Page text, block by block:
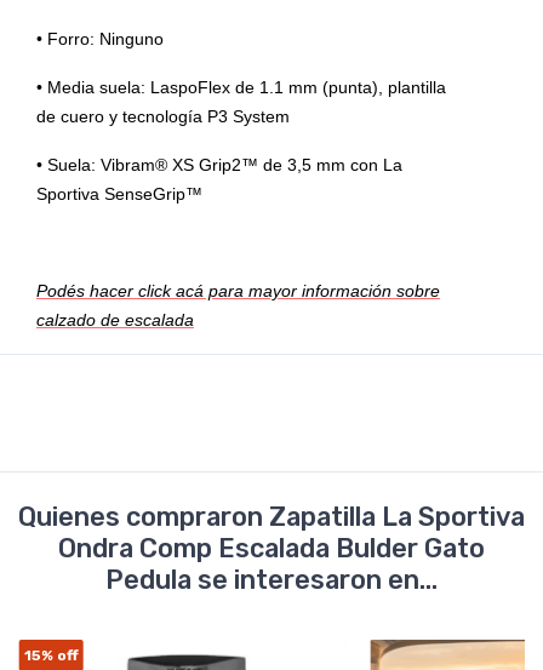
• Forro: Ninguno
• Media suela: LaspoFlex de 1.1 mm (punta), plantilla
de cuero y tecnología P3 System
• Suela: Vibram® XS Grip2™ de 3,5 mm con La
Sportiva SenseGrip™
Podés hacer click acá para mayor información sobre
calzado de escalada
Quienes compraron Zapatilla La Sportiva
Ondra Comp Escalada Bulder Gato
Pedula se interesaron en...
15% off